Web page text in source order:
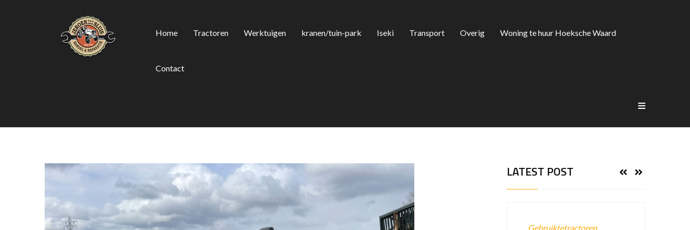
Home Tractoren Werktuigen kranen/tuin-park Iseki Transport Overig Woning te huur Hoeksche Waard
Contact
LATEST POST
Gebruiktetractoren,